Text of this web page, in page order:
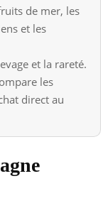
de mer, les
et les
et la rareté.
les
direct au